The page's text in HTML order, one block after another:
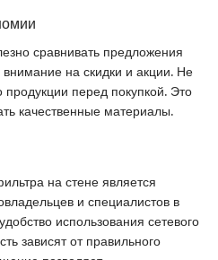
сравнивать предложения
на скидки и акции. Не
продукции перед покупкой. Это
качественные материалы.
на стене является
и специалистов в
использования сетевого
зависят от правильного